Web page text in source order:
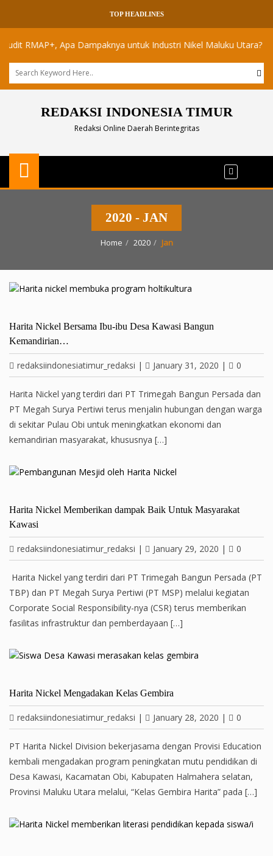
TOP HEADLINES
Apa Dampaknya untuk Industri Nikel Maluku Utara?
REDAKSI INDONESIA TIMUR
Redaksi Online Daerah Berintegritas
2020 - JAN
Home 2020 Jan
Harita Nickel Bersama Ibu-ibu Desa Kawasi Bangun
Kemandirian…
redaksiindonesiatimur_redaksi | January 31, 2020 | 0
Harita Nickel yang terdiri dari PT Trimegah Bangun Persada dan
PT Megah Surya Pertiwi terus menjalin hubungan dengan warga
di sekitar Pulau Obi untuk meningkatkan ekonomi dan
kemandirian masyarakat, khususnya […]
Harita Nickel Memberikan dampak Baik Untuk Masyarakat
Kawasi
redaksiindonesiatimur_redaksi | January 29, 2020 | 0
Harita Nickel yang terdiri dari PT Trimegah Bangun Persada (PT
TBP) dan PT Megah Surya Pertiwi (PT MSP) melalui kegiatan
Corporate Social Responsibility-nya (CSR) terus memberikan
fasilitas infrastruktur dan pemberdayaan […]
Harita Nickel Mengadakan Kelas Gembira
redaksiindonesiatimur_redaksi | January 28, 2020 | 0
PT Harita Nickel Division bekerjasama dengan Provisi Education
kembali mengadakan program peningkatan mutu pendidikan di
Desa Kawasi, Kacamatan Obi, Kabupaten Halmahera selatan,
Provinsi Maluku Utara melalui, “Kelas Gembira Harita” pada […]